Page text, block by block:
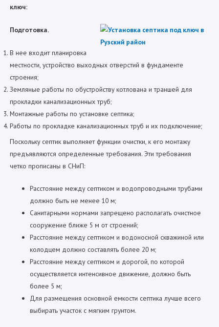
ключ:
Подготовка.
В нее входит планировка
местности, устройство выходных отверстий в фундаменте
строения;
Земляные работы по обустройству котлована и траншей для
прокладки канализационных труб;
Монтажные работы по установке септика;
Работы по прокладке канализационных труб и их подключение;
Поскольку септик выполняет функции очистки, к его монтажу
предъявляются определенные требования. Эти требования
четко прописаны в СНиП:
Расстояние между септиком и водопроводными трубами
должно быть не менее 10 м;
Санитарными нормами запрещено располагать очистное
сооружение ближе 5 м от строений;
Расстояние между септиком и водоносной скважиной или
колодцем должно составлять более 20 м;
Расстояние между септиком и дорогой, по которой
осуществляется интенсивное движение, должно быть
более 5 м;
Для размещения основной емкости септика лучше всего
выбирать участок с мягким грунтом.